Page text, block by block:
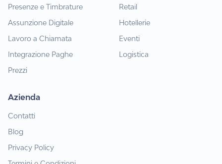
Presenze e Timbrature
Assunzione Digitale
Lavoro a Chiamata
Integrazione Paghe
Prezzi
Retail
Hotellerie
Eventi
Logistica
Azienda
Contatti
Blog
Privacy Policy